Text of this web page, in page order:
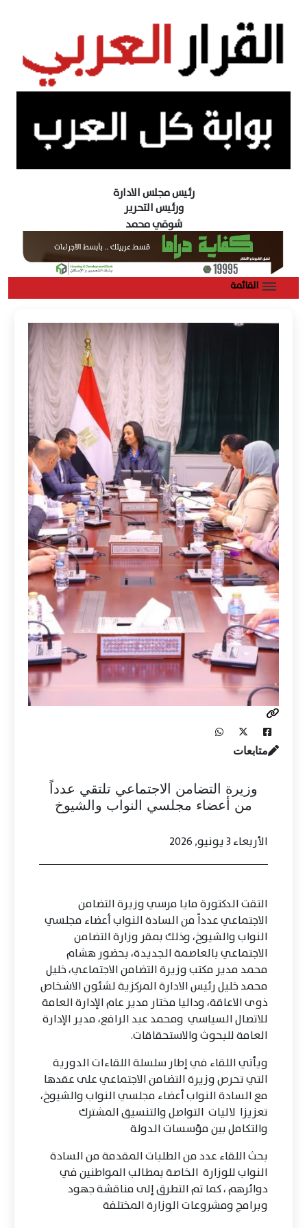
رئيس مجلس الادارة
ورئيس التحرير
شوقي محمد
القائمة
متابعات
وزيرة التضامن الاجتماعي تلتقي عدداً
من أعضاء مجلسي النواب والشيوخ
الأربعاء 3 يونيو, 2026
التقت الدكتورة مايا مرسي وزيرة التضامن
الاجتماعي عدداً من السادة النواب أعضاء مجلسي
النواب والشيوخ، وذلك بمقر وزارة التضامن
الاجتماعي بالعاصمة الجديدة، بحضور هشام
محمد مدير مكتب وزيرة التضامن الاجتماعي، خليل
محمد خليل رئيس الادارة المركزية لشئون الاشخاص
ذوى الاعاقة، وداليا مختار مدير عام الإدارة العامة
للاتصال السياسي ومحمد عبد الرافع، مدير الإدارة
العامة للبحوث والاستحقاقات.
ويأتي اللقاء في إطار سلسلة اللقاءات الدورية
التي تحرص وزيرة التضامن الاجتماعي على عقدها
مع السادة النواب أعضاء مجلسي النواب والشيوخ،
تعزيزا لاليات التواصل والتنسيق المشترك
والتكامل بين مؤسسات الدولة
بحث اللقاء عدد من الطلبات المقدمة من السادة
النواب للوزارة الخاصة بمطالب المواطنين في
دوائرهم ، كما تم التطرق إلى مناقشة جهود
وبرامج ومشروعات الوزارة المختلفة